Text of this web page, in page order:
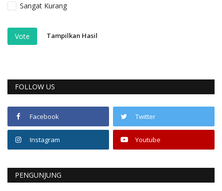
Sangat Kurang
Vote Tampilkan Hasil
FOLLOW US
Facebook Twitter
Instagram Youtube
PENGUNJUNG